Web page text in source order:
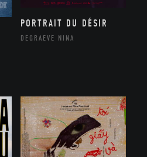
PORTRAIT DU DÉSIR
DEGRAEVE NINA